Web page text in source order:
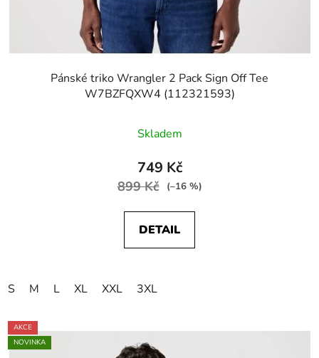
Pánské triko Wrangler 2 Pack Sign Off Tee
W7BZFQXW4 (112321593)
Skladem
749 Kč
899 Kč (–16 %)
DETAIL
S M L XL XXL 3XL
AKCE
NOVINKA